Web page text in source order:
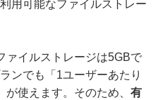
用可能なファイルストレー
ァイルストレージは5GBで
ンでも「1ユーザーあたり
使えます。そのため、 有